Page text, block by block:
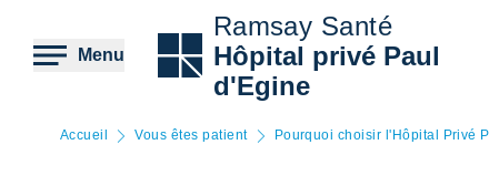
contenu
principal
Menu
Ramsay Santé
Hôpital privé Paul
d'Egine
Accueil Vous êtes patient Pourquoi choisir l'Hôpital Privé